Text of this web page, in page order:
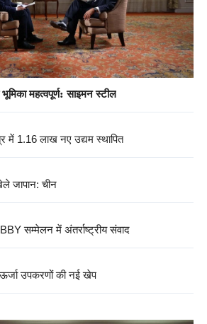
महत्वपूर्ण: साइमन स्टील
में 1.16 लाख नए उद्यम स्थापित
जापान: चीन
सम्मेलन में अंतर्राष्ट्रीय संवाद
ऊर्जा उपकरणों की नई खेप